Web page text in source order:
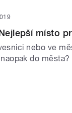
místo
nebo ve
do